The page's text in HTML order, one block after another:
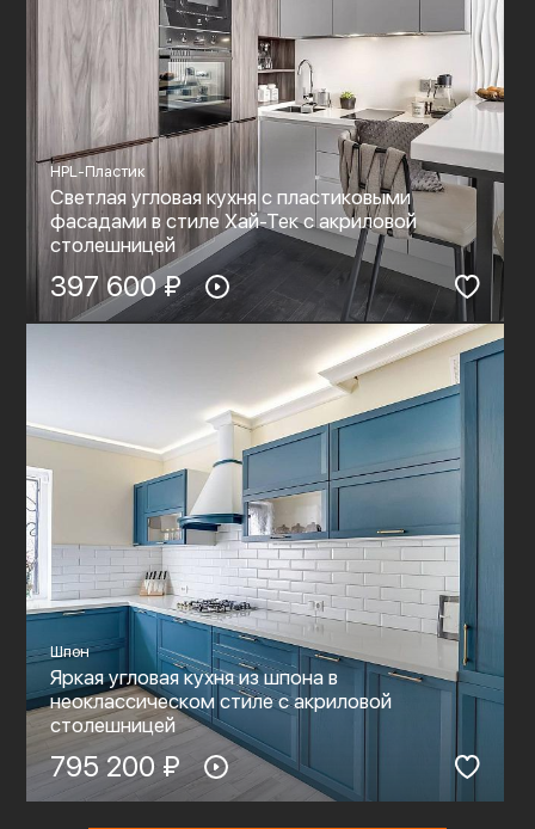
HPL-Пластик
Светлая угловая кухня с пластиковыми
фасадами в стиле Хай-Тек c акриловой
столешницей
397 600 ₽
Шпон
Яркая угловая кухня из шпона в
неоклассическом стиле c акриловой
столешницей
795 200 ₽